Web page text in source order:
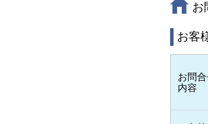
お
お客
お問
内容